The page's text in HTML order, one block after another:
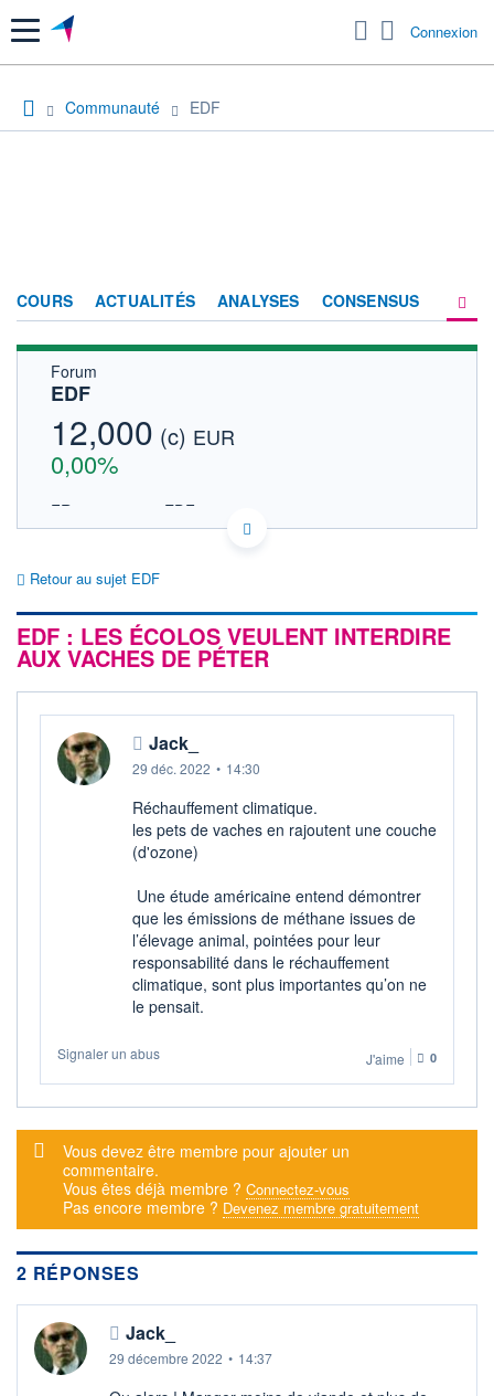
Menu Connexion
Communauté EDF
COURS ACTUALITÉS ANALYSES CONSENSUS
Forum
EDF
12,000 (c) EUR
0,00%
FR0010242511 EDF
EURONEXT PARIS DONNÉES TEMPS RÉEL
Cotation sur les autres places
SECTEUR
Électricité conventionnelle
0,000
VOLUME
0,00%
VALORISATION
50 034 MEUR
DERNIER ÉCHANGE
17.05.23 / 17:35:10
HAUSSE
0,020
RENDEMENT
ESTIMÉ 2026
PER ESTIMÉ
2026
-
PROCHAIN
ÉLIGIBILITÉ
SRD
Non éligible
Boursobank
+ ALERTE
Retour au sujet EDF
EDF : LES ÉCOLOS VEULENT INTERDIRE
AUX VACHES DE PÉTER
Jack_
29 déc. 2022 • 14:30
Réchauffement climatique.
les pets de vaches en rajoutent une couche
(d'ozone)
Une étude américaine entend démontrer
que les émissions de méthane issues de
l’élevage animal, pointées pour leur
responsabilité dans le réchauffement
climatique, sont plus importantes qu’on ne
le pensait.
Signaler un abus J'aime 0
Message d'alerte
Vous devez être membre pour ajouter un
commentaire.
Vous êtes déjà membre ? Connectez-vous
Pas encore membre ? Devenez membre gratuitement
2 RÉPONSES
Jack_
29 décembre 2022 • 14:37